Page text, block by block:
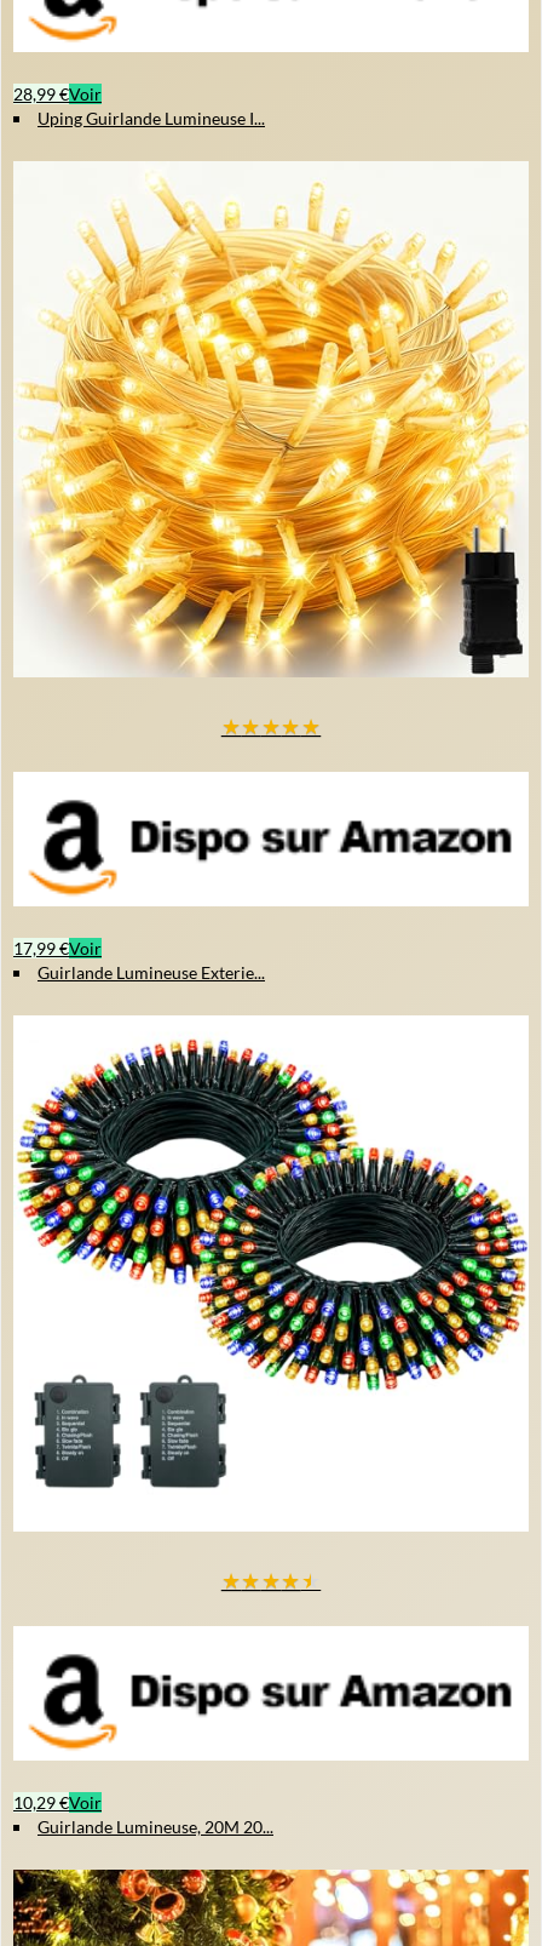
28,99 €Voir
Uping Guirlande Lumineuse I...
★★★★★
17,99 €Voir
Guirlande Lumineuse Exterie...
★★★★★
10,29 €Voir
Guirlande Lumineuse, 20M 20...